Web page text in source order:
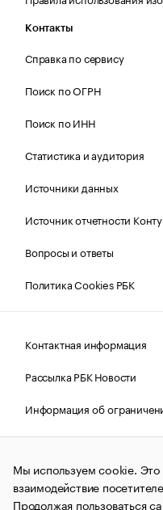
Контакты
Справка по сервису
Поиск по ОГРН
Поиск по ИНН
Статистика и аудитория
Источники данных
Источник отчетности
Вопросы и ответы
Политика Cookies РБК
Контактная информация
Рассылка РБК Новости
Информация об
Правовая информация
© АО
и материалы
(зарегистрировано
Мы используем cookie. Это
взаимодействие
Продолжая пользоваться